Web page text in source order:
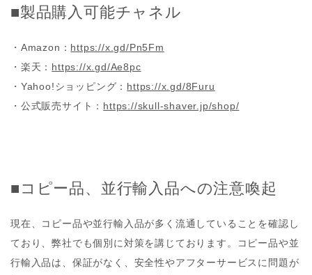
■製品購入可能チャネル
・ Amazon： https://x.gd/Pn5Fm
・ 楽天： https://x.gd/Ae8pc
・ Yahoo!ショッピング： https://x.gd/8Furu
・ 公式販売サイト： https://skull-shaver.jp/shop/
■コピー品、並行輸入品への注意喚起
現在、コピー品や並行輸入品が多く流通していることを確認し
ており、弊社でも個別に対策を講じております。コピー品や並
行輸入品は、保証がなく、安全性やアフターサービスに問題が